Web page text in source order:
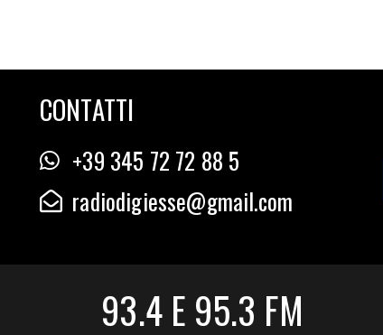
CONTATTI
+39 345 72 72 88 5
radiodigiesse@gmail.com
93.4 E 95.3 FM